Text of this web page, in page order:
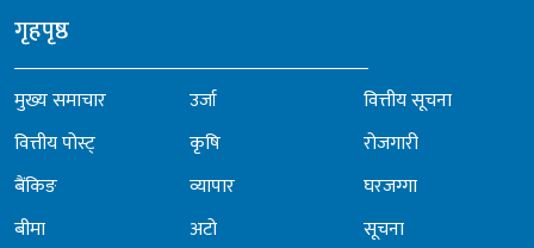
गृहपृष्ठ
मुख्य समाचार
वित्तीय पोस्ट्
बैंकिङ
बीमा
उर्जा
कृषि
व्यापार
अटो
वित्तीय सूचना
रोजगारी
घरजग्गा
सूचना